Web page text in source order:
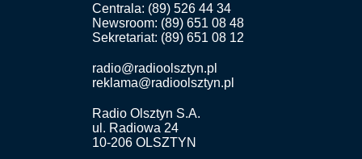
Centrala: (89) 526 44 34
Newsroom: (89) 651 08 48
Sekretariat: (89) 651 08 12
radio@radioolsztyn.pl
reklama@radioolsztyn.pl
Radio Olsztyn S.A.
ul. Radiowa 24
10-206 OLSZTYN